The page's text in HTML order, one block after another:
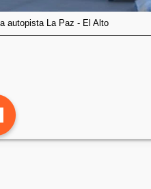
autopista La Paz - El Alto